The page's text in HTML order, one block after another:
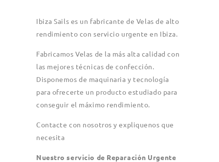
Ibiza Sails es un fabricante de Velas de alto
rendimiento con servicio urgente en Ibiza.
Fabricamos Velas de la más alta calidad con
las mejores técnicas de confección.
Disponemos de maquinaria y tecnología
para ofrecerte un producto estudiado para
conseguir el máximo rendimiento.
Contacte con nosotros y expliquenos que
necesita
Nuestro servicio de Reparación Urgente